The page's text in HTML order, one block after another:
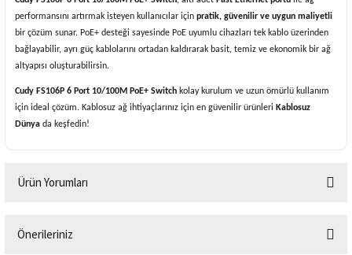
performansını artırmak isteyen kullanıcılar için pratik, güvenilir ve uygun maliyetli
bir çözüm sunar. PoE+ desteği sayesinde PoE uyumlu cihazları tek kablo üzerinden
bağlayabilir, ayrı güç kablolarını ortadan kaldırarak basit, temiz ve ekonomik bir ağ
altyapısı oluşturabilirsin.
Cudy FS106P 6 Port 10/100M PoE+ Switch kolay kurulum ve uzun ömürlü kullanım
için ideal çözüm. Kablosuz ağ ihtiyaçlarınız için en güvenilir ürünleri Kablosuz
Dünya da keşfedin!
Ürün Yorumları
Önerileriniz